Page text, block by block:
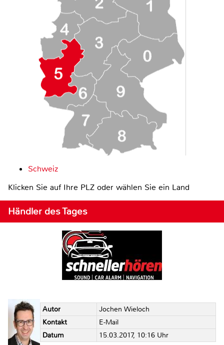
Schweiz
Klicken Sie auf Ihre PLZ oder wählen Sie ein Land
Händler des Tages
Autor
Jochen Wieloch
Kontakt
E-Mail
Datum
15.03.2017, 10:16 Uhr